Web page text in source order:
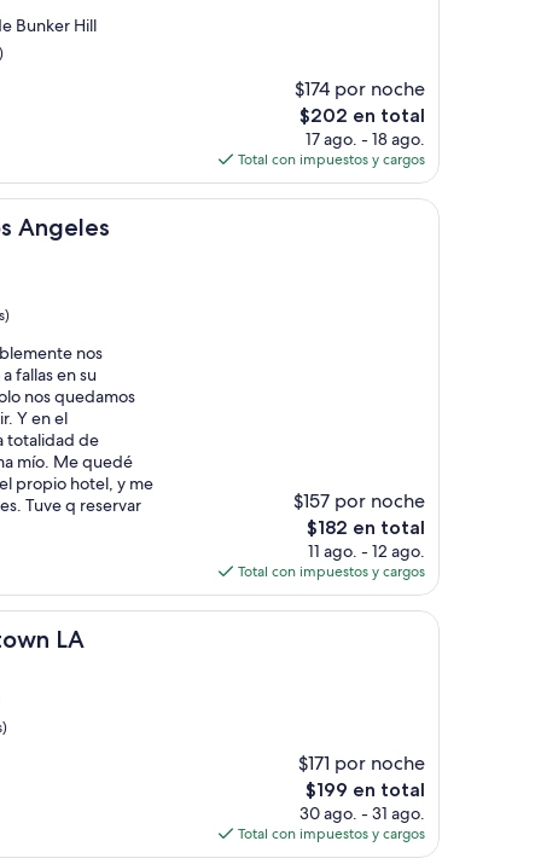
Bunker Hill
$174 por noche
El
precio
actual
es
de
$202 en total
17 ago. - 18 ago.
Total con impuestos y cargos
Angeles
nos
fallas en su
nos quedamos
Y en el
totalidad de
mío. Me quedé
propio hotel, y me
Tuve q reservar
$157 por noche
El
precio
actual
es
de
$182 en total
11 ago. - 12 ago.
Total con impuestos y cargos
LA
$171 por noche
El
precio
actual
es
$199 en total
30 ago. - 31 ago.
Total con impuestos y cargos